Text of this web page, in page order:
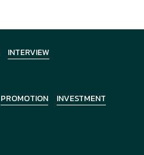
INTERVIEW
PROMOTION INVESTMENT